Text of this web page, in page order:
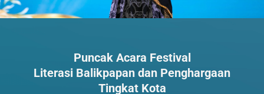
Puncak Acara Festival
Literasi Balikpapan dan Penghargaan
Tingkat Kota